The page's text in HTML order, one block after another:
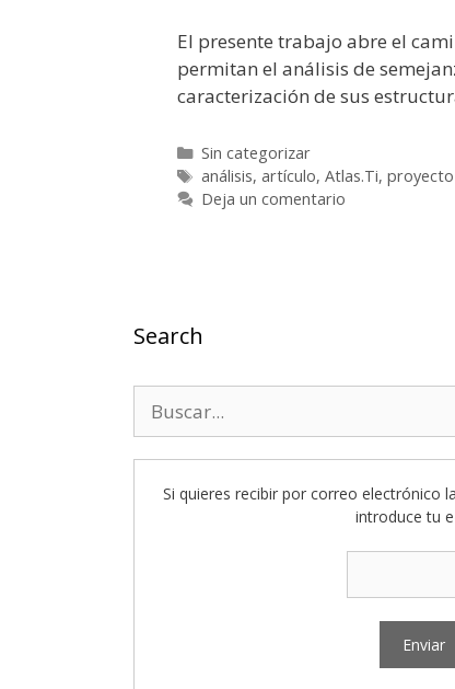
El presente trabajo abre el
permitan el análisis de
caracterización de sus
Categorías
Sin categorizar
Etiquetas
análisis, artículo, Atlas.Ti, proyecto
Deja un comentario
Search
Si quieres recibir por correo electrónico
introduce tu